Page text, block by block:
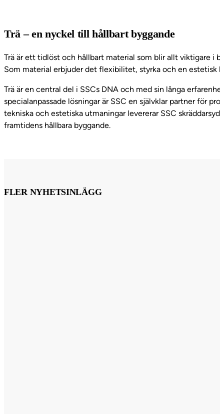
Trä – en nyckel till hållbart byggande
Trä är ett tidlöst och hållbart material som blir allt viktigare i
Som material erbjuder det flexibilitet, styrka och en estetisk
Trä är en central del i SSCs DNA och med sin långa
specialanpassade lösningar är SSC en självklar partner för
tekniska och estetiska utmaningar levererar SSC
framtidens hållbara byggande.
FLER NYHETSINLÄGG